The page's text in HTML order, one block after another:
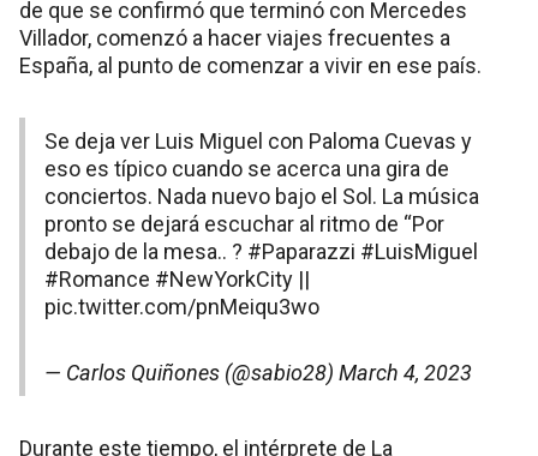
de que se confirmó que terminó con Mercedes
Villador, comenzó a hacer viajes frecuentes a
España, al punto de comenzar a vivir en ese país.
Se deja ver Luis Miguel con Paloma Cuevas y
eso es típico cuando se acerca una gira de
conciertos. Nada nuevo bajo el Sol. La música
pronto se dejará escuchar al ritmo de “Por
debajo de la mesa.. ? #Paparazzi #LuisMiguel
#Romance #NewYorkCity ||
pic.twitter.com/pnMeiqu3wo
— Carlos Quiñones (@sabio28) March 4, 2023
Durante este tiempo, el intérprete de La